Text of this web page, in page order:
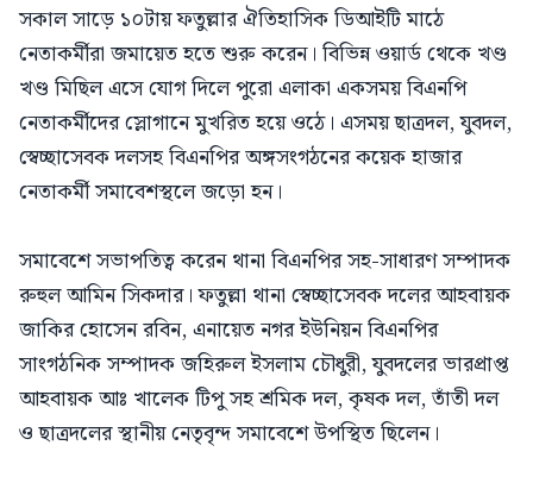
সকাল সাড়ে ১০টায় ফতুল্লার ঐতিহাসিক ডিআইটি মাঠে
নেতাকর্মীরা জমায়েত হতে শুরু করেন। বিভিন্ন ওয়ার্ড থেকে খণ্ড
খণ্ড মিছিল এসে যোগ দিলে পুরো এলাকা একসময় বিএনপি
নেতাকর্মীদের স্লোগানে মুখরিত হয়ে ওঠে। এসময় ছাত্রদল, যুবদল,
স্বেচ্ছাসেবক দলসহ বিএনপির অঙ্গসংগঠনের কয়েক হাজার
নেতাকর্মী সমাবেশস্থলে জড়ো হন।
সমাবেশে সভাপতিত্ব করেন থানা বিএনপির সহ-সাধারণ সম্পাদক
রুহুল আমিন সিকদার। ফতুল্লা থানা স্বেচ্ছাসেবক দলের আহবায়ক
জাকির হোসেন রবিন, এনায়েত নগর ইউনিয়ন বিএনপির
সাংগঠনিক সম্পাদক জহিরুল ইসলাম চৌধুরী, যুবদলের ভারপ্রাপ্ত
আহবায়ক আঃ খালেক টিপু সহ শ্রমিক দল, কৃষক দল, তাঁতী দল
ও ছাত্রদলের স্থানীয় নেতৃবৃন্দ সমাবেশে উপস্থিত ছিলেন।